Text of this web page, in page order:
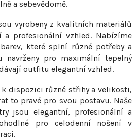
p
r
v
k
y
ý
p
i
a sebevědomě.
vyrobeny z kvalitních materiálů
profesionální vzhled. Nabízíme
které splní různé potřeby a
navrženy pro maximální tepelný
outfitu elegantní vzhled.
k dispozici různé střihy a velikosti,
to pravé pro svou postavu. Naše
jsou elegantní, profesionální a
pro celodenní nošení v